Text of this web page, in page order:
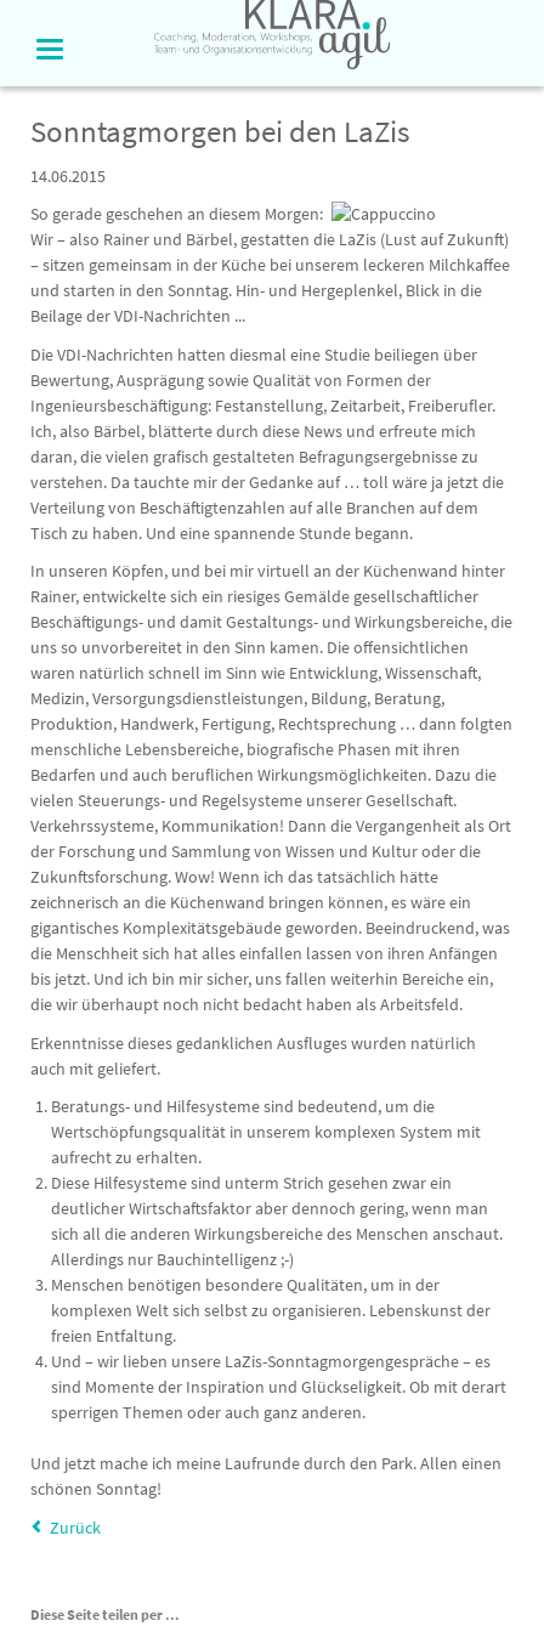
Sonntagmorgen bei den LaZis
14.06.2015
So gerade geschehen an diesem Morgen:
Wir – also Rainer und Bärbel, gestatten die LaZis (Lust auf Zukunft)
– sitzen gemeinsam in der Küche bei unserem leckeren Milchkaffee
und starten in den Sonntag. Hin- und Hergeplenkel, Blick in die
Beilage der VDI-Nachrichten ...
Die VDI-Nachrichten hatten diesmal eine Studie beiliegen über
Bewertung, Ausprägung sowie Qualität von Formen der
Ingenieursbeschäftigung: Festanstellung, Zeitarbeit, Freiberufler.
Ich, also Bärbel, blätterte durch diese News und erfreute mich
daran, die vielen grafisch gestalteten Befragungsergebnisse zu
verstehen. Da tauchte mir der Gedanke auf … toll wäre ja jetzt die
Verteilung von Beschäftigtenzahlen auf alle Branchen auf dem
Tisch zu haben. Und eine spannende Stunde begann.
In unseren Köpfen, und bei mir virtuell an der Küchenwand hinter
Rainer, entwickelte sich ein riesiges Gemälde gesellschaftlicher
Beschäftigungs- und damit Gestaltungs- und Wirkungsbereiche, die
uns so unvorbereitet in den Sinn kamen. Die offensichtlichen
waren natürlich schnell im Sinn wie Entwicklung, Wissenschaft,
Medizin, Versorgungsdienstleistungen, Bildung, Beratung,
Produktion, Handwerk, Fertigung, Rechtsprechung … dann folgten
menschliche Lebensbereiche, biografische Phasen mit ihren
Bedarfen und auch beruflichen Wirkungsmöglichkeiten. Dazu die
vielen Steuerungs- und Regelsysteme unserer Gesellschaft.
Verkehrssysteme, Kommunikation! Dann die Vergangenheit als Ort
der Forschung und Sammlung von Wissen und Kultur oder die
Zukunftsforschung. Wow! Wenn ich das tatsächlich hätte
zeichnerisch an die Küchenwand bringen können, es wäre ein
gigantisches Komplexitätsgebäude geworden. Beeindruckend, was
die Menschheit sich hat alles einfallen lassen von ihren Anfängen
bis jetzt. Und ich bin mir sicher, uns fallen weiterhin Bereiche ein,
die wir überhaupt noch nicht bedacht haben als Arbeitsfeld.
Erkenntnisse dieses gedanklichen Ausfluges wurden natürlich
auch mit geliefert.
Beratungs- und Hilfesysteme sind bedeutend, um die
Wertschöpfungsqualität in unserem komplexen System mit
aufrecht zu erhalten.
Diese Hilfesysteme sind unterm Strich gesehen zwar ein
deutlicher Wirtschaftsfaktor aber dennoch gering, wenn man
sich all die anderen Wirkungsbereiche des Menschen anschaut.
Allerdings nur Bauchintelligenz ;-)
Menschen benötigen besondere Qualitäten, um in der
komplexen Welt sich selbst zu organisieren. Lebenskunst der
freien Entfaltung.
Und – wir lieben unsere LaZis-Sonntagmorgengespräche – es
sind Momente der Inspiration und Glückseligkeit. Ob mit derart
sperrigen Themen oder auch ganz anderen.
Und jetzt mache ich meine Laufrunde durch den Park. Allen einen
schönen Sonntag!
Zurück
Diese Seite teilen per ...